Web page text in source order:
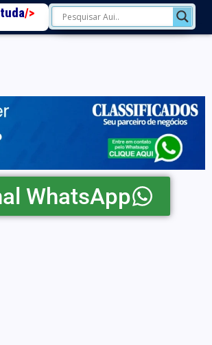
/>
WhatsApp